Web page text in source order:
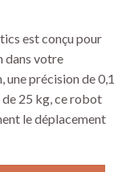
est conçu pour
dans votre
une précision de 0,1
25 kg, ce robot
le déplacement